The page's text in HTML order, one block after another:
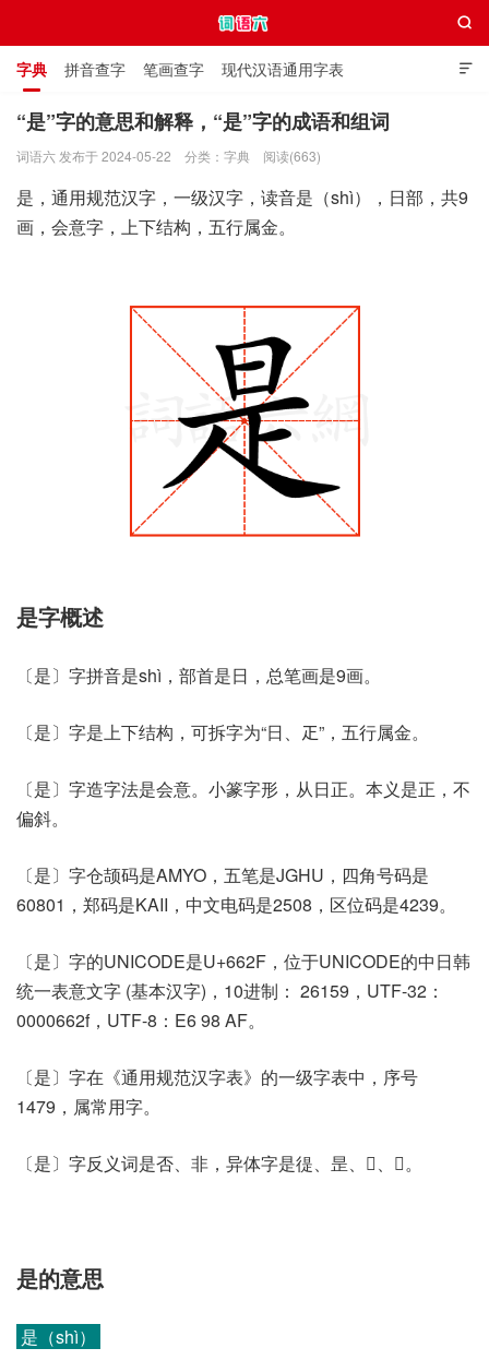

字典 拼音查字 笔画查字 现代汉语通用字表
通用规范汉字表 叠字大全 独体字大全 极简英语词典

“是”字的意思和解释，“是”字的成语和组词
词语六 发布于 2024-05-22 分类： 字典 阅读(663)
是，通用规范汉字，一级汉字，读音是（shì），日部，共9
画，会意字，上下结构，五行属金。
是字概述
〔是〕字拼音是shì，部首是日，总笔画是9画。
〔是〕字是上下结构，可拆字为“日、𤴓”，五行属金。
〔是〕字造字法是会意。小篆字形，从日正。本义是正，不
偏斜。
〔是〕字仓颉码是AMYO，五笔是JGHU，四角号码是
60801，郑码是KAII，中文电码是2508，区位码是4239。
〔是〕字的UNICODE是U+662F，位于UNICODE的中日韩
统一表意文字 (基本汉字)，10进制： 26159，UTF-32：
0000662f，UTF-8：E6 98 AF。
〔是〕字在《通用规范汉字表》的一级字表中，序号
1479，属常用字。
〔是〕字反义词是否、非，异体字是徥、昰、𣆞、𣊒。
是的意思
是（shì）